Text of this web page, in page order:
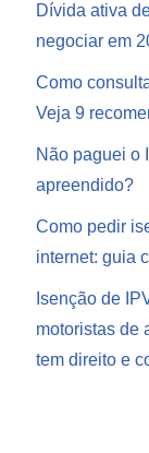
Dívida ativa
negociar em
Como
Veja 9
Não paguei o
apreendido?
Como pedir
internet: guia
Isenção de
motoristas de
tem direito e